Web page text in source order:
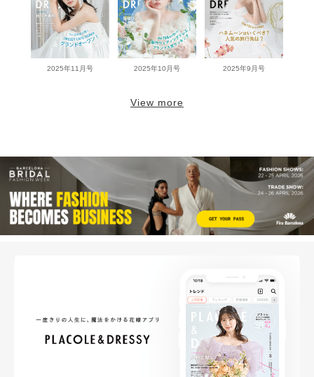
2025年11月号 2025年10月号 2025年9月号
View more